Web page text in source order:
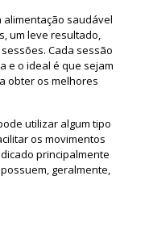
alimentação saudável
um leve resultado,
Cada sessão
e o ideal é que sejam
obter os melhores
utilizar algum tipo
os movimentos
principalmente
geralmente,